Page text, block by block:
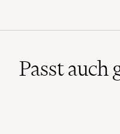
Passt auch